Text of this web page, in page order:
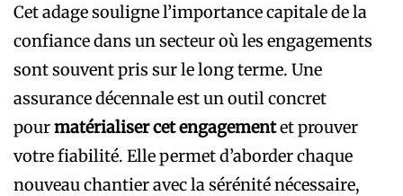
Cet adage souligne l’importance capitale de la
confiance dans un secteur où les engagements
sont souvent pris sur le long terme. Une
assurance décennale est un outil concret
pourmatérialiser cet engagementet prouver
votre fiabilité. Elle permet d’aborder chaque
nouveau chantier avec la sérénité nécessaire,